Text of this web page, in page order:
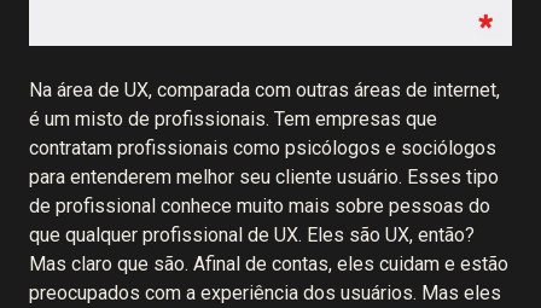
Na área de UX, comparada com outras áreas de internet,
é um misto de profissionais. Tem empresas que
contratam profissionais como psicólogos e sociólogos
para entenderem melhor seu cliente usuário. Esses tipo
de profissional conhece muito mais sobre pessoas do
que qualquer profissional de UX. Eles são UX, então?
Mas claro que são. Afinal de contas, eles cuidam e estão
preocupados com a experiência dos usuários. Mas eles